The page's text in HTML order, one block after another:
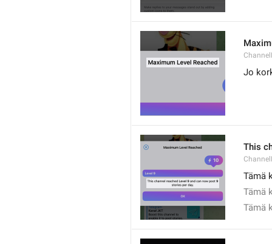
Jo
This
Tämä
Tämä
Tämä